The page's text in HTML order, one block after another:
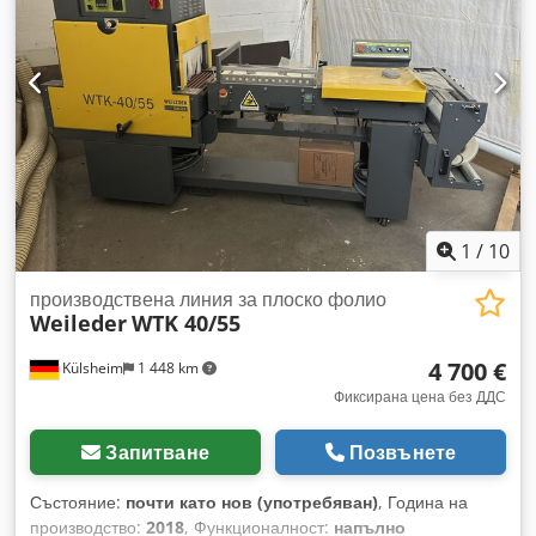
1 / 10
Külsheim 1 448 km
производствена линия за плоско фолио
WeilederWTK 40/55
4 700 €
Фиксирана цена без ДДС
Запитване Позвънете
Състояние: почти като нов (употребяван), Година на
производство: 2018, Функционалност: напълно